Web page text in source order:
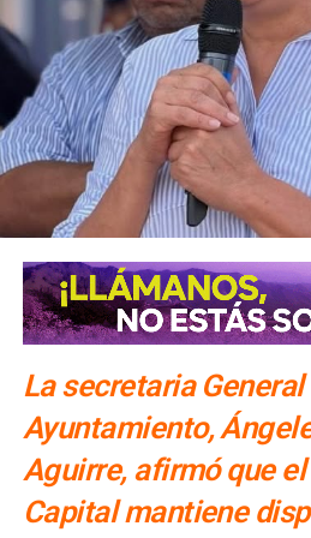
La secretaria General
Ayuntamiento,
Aguirre, afirmó que
Capital mantiene